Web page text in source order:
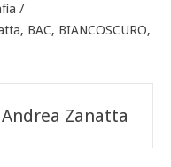
/
, BAC, BIANCOSCURO,
Andrea Zanatta